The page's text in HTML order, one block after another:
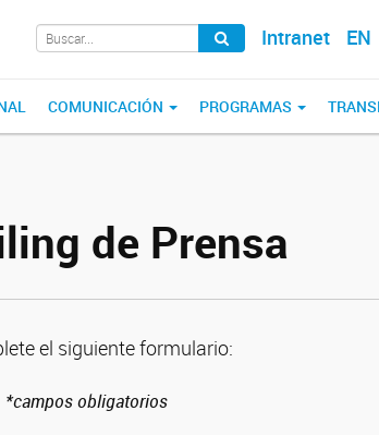
Intranet EN
COMUNICACIÓN PROGRAMAS
de Prensa
el siguiente formulario:
*campos obligatorios